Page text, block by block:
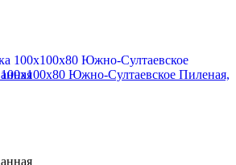
100х100x80 Южно-Султаевское Пиленая,